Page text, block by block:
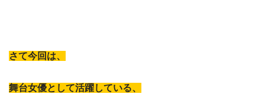
さて今回は、
舞台女優として活躍している、